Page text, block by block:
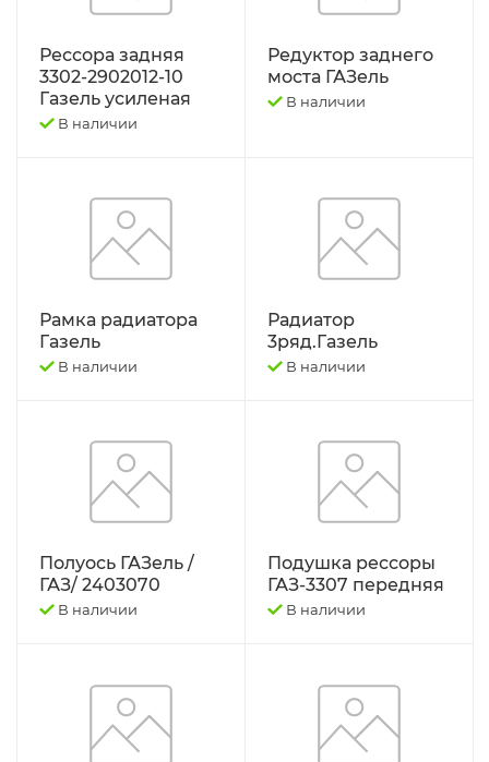
Рессора задняя
3302-2902012-10
Газель усиленая
В наличии
Редуктор заднего
моста ГАЗель
В наличии
Рамка радиатора
Газель
В наличии
Радиатор
3ряд.Газель
В наличии
Полуось ГАЗель /
ГАЗ/ 2403070
В наличии
Подушка рессоры
ГАЗ-3307 передняя
В наличии
РЕМНИ
Свободный код
СЕЛЬХОЗ-МАШИНЫ
ТОПЛИВОПРОВОДЫ.
Трактор ДТ-75,Т-4,ТДТ-55 дв.А-41/01,
Д-440,СМД-18
Трактор МТЗ-1221 1522 1523 1025 2022.3
Д-260
Трактор МТЗ-82 Д-243 Д-245